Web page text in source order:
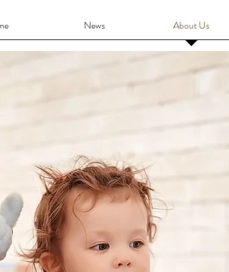
News About Us